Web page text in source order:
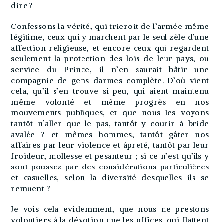
dire ?
Confessons la vérité, qui trieroit de l’armée même
légitime, ceux qui y marchent par le seul zèle d’une
affection religieuse, et encore ceux qui regardent
seulement la protection des lois de leur pays, ou
service du Prince, il n’en saurait bâtir une
compagnie de gens-darmes complète. D’où vient
cela, qu’il s’en trouve si peu, qui aient maintenu
même volonté et même progrès en nos
mouvements publiques, et que nous les voyons
tantôt n’aller que le pas, tantôt y courir à bride
avalée ? et mêmes hommes, tantôt gâter nos
affaires par leur violence et âpreté, tantôt par leur
froideur, mollesse et pesanteur ; si ce n’est qu’ils y
sont poussez par des considérations particulières
et casuelles, selon la diversité desquelles ils se
remuent ?
Je vois cela evidemment, que nous ne prestons
volontiers à la dévotion que les offices, qui flattent